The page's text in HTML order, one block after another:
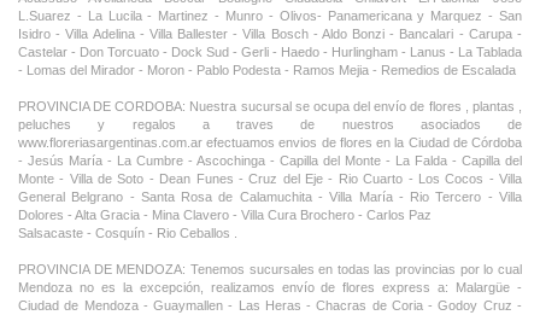
L.Suarez - La Lucila - Martinez - Munro - Olivos- Panamericana y Marquez - San
Isidro - Villa Adelina - Villa Ballester - Villa Bosch - Aldo Bonzi - Bancalari - Carupa -
Castelar - Don Torcuato - Dock Sud - Gerli - Haedo - Hurlingham - Lanus - La Tablada
- Lomas del Mirador - Moron - Pablo Podesta - Ramos Mejia - Remedios de Escalada
PROVINCIA DE CORDOBA: Nuestra sucursal se ocupa del envío de flores , plantas ,
peluches y regalos a traves de nuestros asociados de
www.floreriasargentinas.com.ar efectuamos envios de flores en la Ciudad de Córdoba
- Jesús María - La Cumbre - Ascochinga - Capilla del Monte - La Falda - Capilla del
Monte - Villa de Soto - Dean Funes - Cruz del Eje - Rio Cuarto - Los Cocos - Villa
General Belgrano - Santa Rosa de Calamuchita - Villa María - Rio Tercero - Villa
Dolores - Alta Gracia - Mina Clavero - Villa Cura Brochero - Carlos Paz
Salsacaste - Cosquín - Rio Ceballos .
PROVINCIA DE MENDOZA: Tenemos sucursales en todas las provincias por lo cual
Mendoza no es la excepción, realizamos envío de flores express a: Malargüe -
Ciudad de Mendoza - Guaymallen - Las Heras - Chacras de Coria - Godoy Cruz -